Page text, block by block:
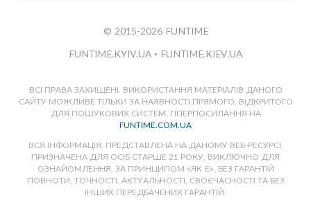
© 2015-2026 FUNTIME
FUNTIME.KYIV.UA • FUNTIME.KIEV.UA
ВСІ ПРАВА ЗАХИЩЕНІ. ВИКОРИСТАННЯ МАТЕРІАЛІВ ДАНОГО
САЙТУ МОЖЛИВЕ ТІЛЬКИ ЗА НАЯВНОСТІ ПРЯМОГО, ВІДКРИТОГО
ДЛЯ ПОШУКОВИХ СИСТЕМ, ГІПЕРПОСИЛАННЯ НА
FUNTIME.COM.UA
ВСЯ ІНФОРМАЦІЯ, ПРЕДСТАВЛЕНА НА ДАНОМУ ВЕБ-РЕСУРСІ,
ПРИЗНАЧЕНА ДЛЯ ОСІБ СТАРШЕ 21 РОКУ, ВИКЛЮЧНО ДЛЯ
ОЗНАЙОМЛЕННЯ, ЗА ПРИНЦИПОМ «ЯК Є», БЕЗ ГАРАНТІЙ
ПОВНОТИ, ТОЧНОСТІ, АКТУАЛЬНОСТІ, СВОЄЧАСНОСТІ ТА БЕЗ
ІНШИХ ПЕРЕДБАЧЕНИХ ГАРАНТІЙ.